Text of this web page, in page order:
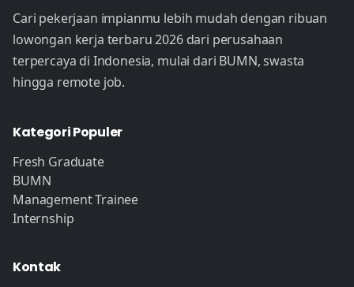
Cari pekerjaan impianmu lebih mudah dengan ribuan
lowongan kerja terbaru 2026 dari perusahaan
terpercaya di Indonesia, mulai dari BUMN, swasta
hingga remote job.
Kategori Populer
Fresh Graduate
BUMN
Management Trainee
Internship
Kontak